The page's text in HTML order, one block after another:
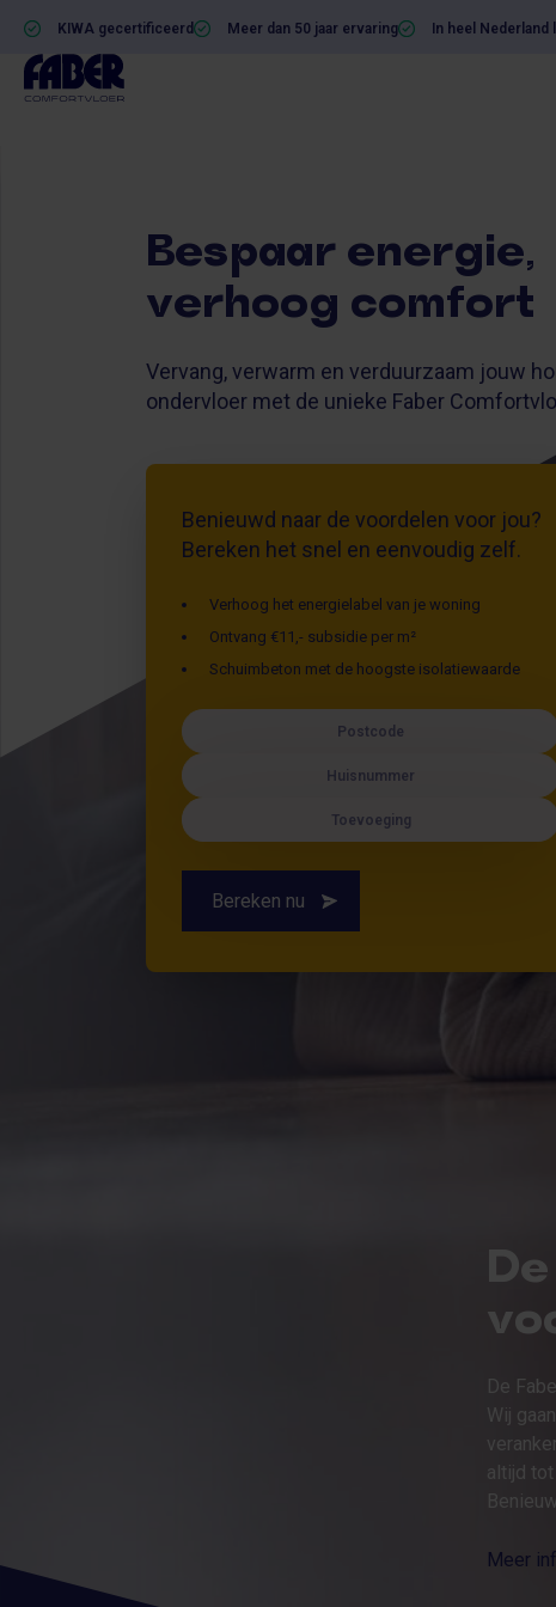
KIWA gecertificeerd Meer dan 50 jaar ervaring In heel Nederland
Bespaar energie,
verhoog comfort
Vervang, verwarm en verduurzaam jouw
ondervloer met de unieke Faber
Benieuwd naar de voordelen voor jou?
Bereken het snel en eenvoudig zelf.
Verhoog het energielabel van je woning
Ontvang €11,- subsidie per m²
Schuimbeton met de hoogste isolatiewaarde
Postcode
Huisnummer
Toevoeging
Bereken nu
De
Wij
altijd
Meer